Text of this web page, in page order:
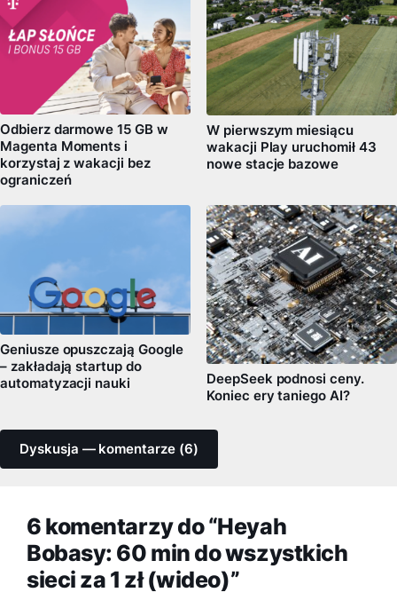
Odbierz darmowe 15 GB w
Magenta Moments i
korzystaj z wakacji bez
ograniczeń
W pierwszym miesiącu
wakacji Play uruchomił 43
nowe stacje bazowe
Geniusze opuszczają Google
– zakładają startup do
automatyzacji nauki
DeepSeek podnosi ceny.
Koniec ery taniego AI?
Dyskusja — komentarze (6)
6 komentarzy do “Heyah
Bobasy: 60 min do wszystkich
sieci za 1 zł (wideo)”